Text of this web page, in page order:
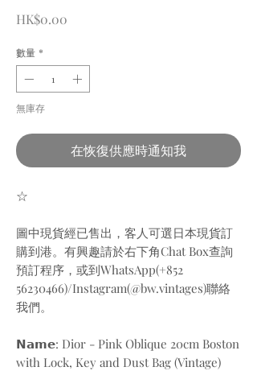
HK$0.00
數量 *
無庫存
在恢復供應時通知我
☆
圖中現貨經已售出，客人可選日本現貨訂
購到港。有興趣請於右下角Chat Box查詢
預訂程序，或到WhatsApp(+852
56230466)/Instagram(@bw.vintages)聯絡
我們。
𝗡𝗮𝗺𝗲: Dior - Pink Oblique 20cm Boston
with Lock, Key and Dust Bag (Vintage)